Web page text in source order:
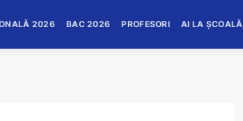
2026 BAC 2026 PROFESORI AI LA ȘCOALĂ